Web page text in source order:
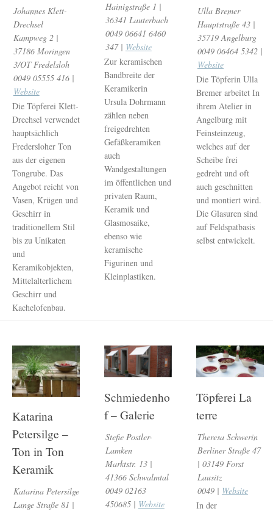
Johannes Klett-
Drechsel
Kampweg 2 |
37186 Moringen
3/OT Fredelsloh
0049 05555 416 |
Website
Die Töpferei Klett-
Drechsel verwendet
hauptsächlich
Fredersloher Ton
aus der eigenen
Tongrube. Das
Angebot reicht von
Vasen, Krügen und
Geschirr in
traditionellem Stil
bis zu Unikaten
und
Keramikobjekten,
Mittelalterlichem
Geschirr und
Kachelofenbau.
Hainigstraße 1 |
36341 Lauterbach
0049 06641‬ 6460
347 | Website
Zur keramischen
Bandbreite der
Keramikerin
Ursula Dohrmann
zählen neben
freigedrehten
Gefäßkeramiken
auch
Wandgestaltungen
im öffentlichen und
privaten Raum,
Keramik und
Glasmosaike,
ebenso wie
keramische
Figurinen und
Kleinplastiken.
Ulla Bremer
Hauptstraße 43 |
35719 Angelburg
0049 06464 5342 |
Website
Die Töpferin Ulla
Bremer arbeitet In
ihrem Atelier in
Angelburg mit
Feinsteinzeug,
welches auf der
Scheibe frei
gedreht und oft
auch geschnitten
und montiert wird.
Die Glasuren sind
auf Feldspatbasis
selbst entwickelt.
Katarina
Petersilge –
Ton in Ton
Keramik
Katarina Petersilge
Lange Straße 81 |
Schmiedenho
f – Galerie
Stefie Postler-
Lamken
Marktstr. 13 |
41366 Schwalmtal
0049 02163
450685 | Website
Töpferei La
terre
Theresa Schwerin
Berliner Straße 47
| 03149 Forst
Lausitz
0049 | Website
In der